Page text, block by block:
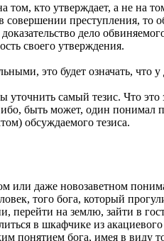
кто утверждает, а не на
преступления, то
дело
своего утверждения.
это будет означать, что у
самый тезис. Что
быть может, один понимал
обсуждаемого тезиса.
или даже новозаветном
того бога, который
перейти на землю, зайти в
в шкафчике из
понятием бога, имея в виду